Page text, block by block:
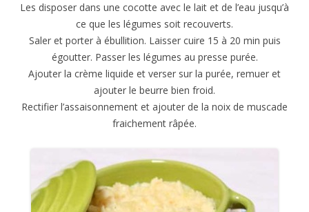
Les disposer dans une cocotte avec le lait et de l’eau jusqu’à
ce que les légumes soit recouverts.
Saler et porter à ébullition. Laisser cuire 15 à 20 min puis
égoutter. Passer les légumes au presse purée.
Ajouter la crème liquide et verser sur la purée, remuer et
ajouter le beurre bien froid.
Rectifier l’assaisonnement et ajouter de la noix de muscade
fraichement râpée.